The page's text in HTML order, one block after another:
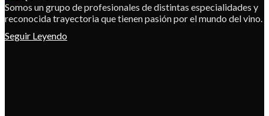
Somos un grupo de profesionales de distintas especialidades y
reconocida trayectoria que tienen pasión por el mundo del vino.
Seguir Leyendo